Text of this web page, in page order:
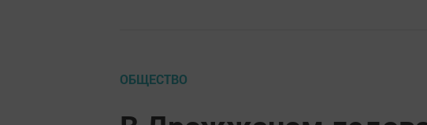
ОБЩЕСТВО